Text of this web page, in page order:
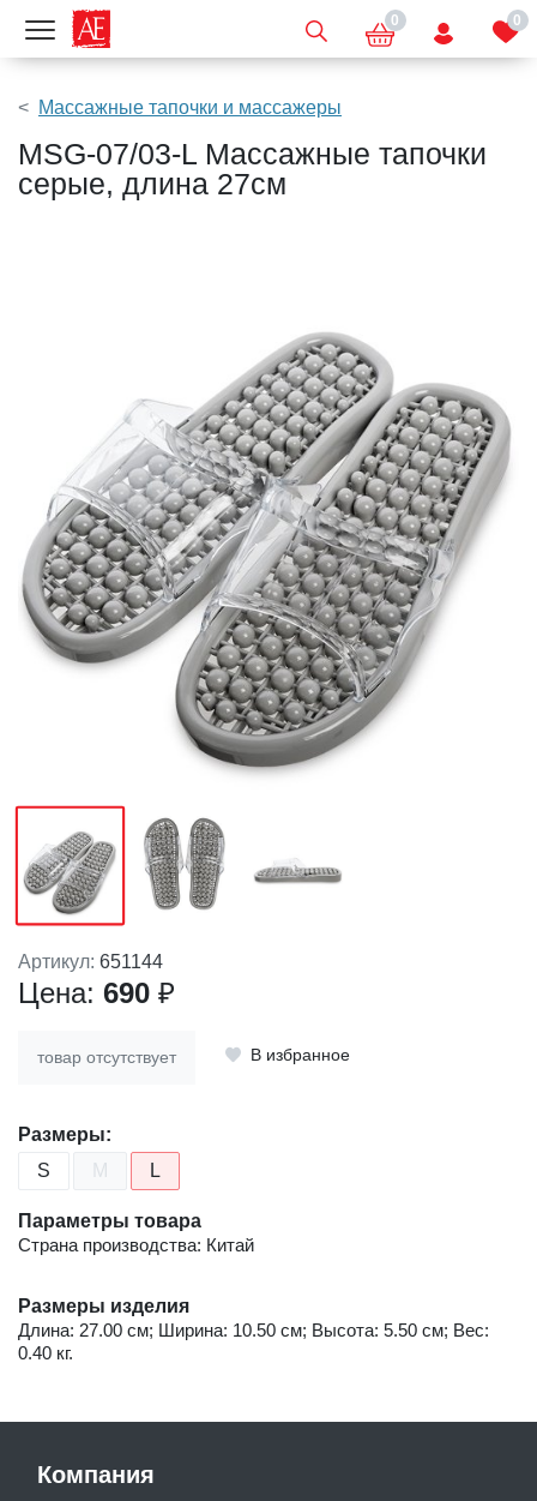
Показать меню 0 0
Массажные тапочки и массажеры
MSG-07/03-L Массажные тапочки
серые, длина 27см
Артикул: 651144
Цена: 690 ₽
товар отсутствует В избранное
Размеры:
S
M L
Параметры товара
Страна производства: Китай
Размеры изделия
Длина: 27.00 см; Ширина: 10.50 см; Высота: 5.50 см; Вес:
0.40 кг.
Компания